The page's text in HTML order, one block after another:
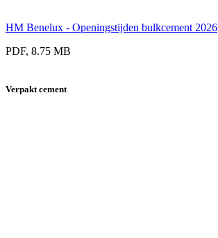
HM Benelux - Openingstijden bulkcement 2026
PDF, 8.75 MB
Verpakt cement